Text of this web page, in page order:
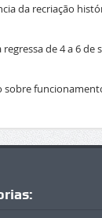
da recriação
regressa de 4 a 6
sobre